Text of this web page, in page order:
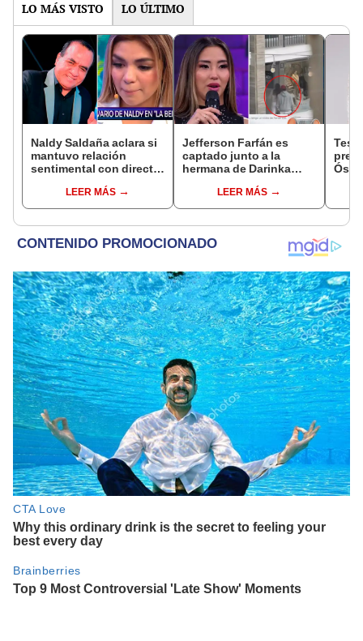
LO MÁS VISTO LO ÚLTIMO
Naldy Saldaña aclara si
mantuvo relación
sentimental con director
denunciarlo por
tocamientos: “Me
LEER MÁS
Jefferson Farfán es
captado junto a la
hermana de Darinka
Kanashiro trabajaba: “Él
tiene sus…”
LEER MÁS